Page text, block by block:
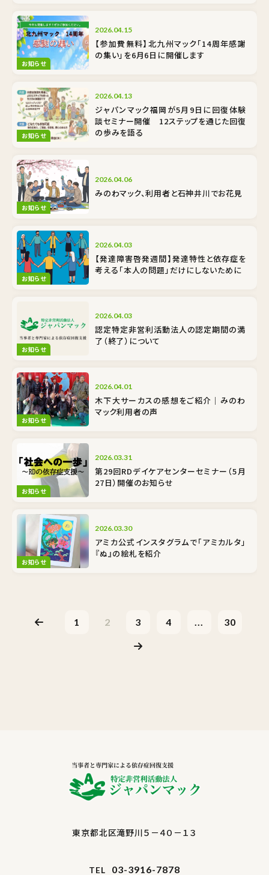
お知らせ
2026.04.15
【参加費無料】北九州マック「14周年感謝
の集い」を6月6日に開催します
お知らせ
2026.04.13
ジャパンマック福岡が5月9日に回復体験
談セミナー開催 12ステップを通じた回復
の歩みを語る
お知らせ
2026.04.06
みのわマック、利用者と石神井川でお花見
お知らせ
2026.04.03
【発達障害啓発週間】発達特性と依存症を
考える――「本人の問題」だけにしないために
お知らせ
2026.04.03
認定特定非営利活動法人の認定期間の満
了（終了）について
お知らせ
2026.04.01
木下大サーカスの感想をご紹介｜みのわ
マック利用者の声
お知らせ
2026.03.31
第29回RDデイケアセンターセミナー（5月
27日）開催のお知らせ
お知らせ
2026.03.30
アミカ公式インスタグラムで「アミカルタ」
『ぬ』の絵札を紹介
1 2 3 4 ... 30
東京都北区滝野川５－４０－１３
TEL 03-3916-7878